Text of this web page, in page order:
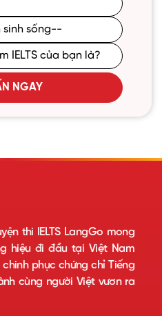
NGAY
thi IELTS LangGo mong
hiệu đi đầu tại Việt Nam
phục chứng chỉ Tiếng
cùng người Việt vươn ra